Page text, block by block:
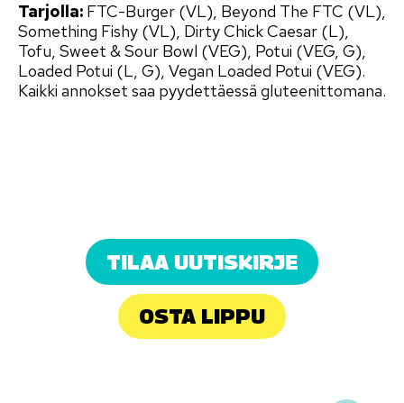
Tarjolla: FTC-Burger (VL), Beyond The FTC (VL),
Something Fishy (VL), Dirty Chick Caesar (L),
Tofu, Sweet & Sour Bowl (VEG), Potui (VEG, G),
Loaded Potui (L, G), Vegan Loaded Potui (VEG).
Kaikki annokset saa pyydettäessä gluteenittomana.
TILAA UUTISKIRJE
OSTA LIPPU